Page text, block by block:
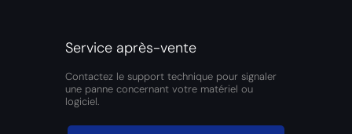
Service après-vente
Contactez le support technique pour signaler
une panne concernant votre matériel ou
logiciel.